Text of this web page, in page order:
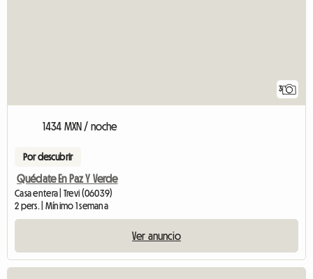
3
1434 MXN / noche
Por descubrir
Quédate En Paz Y Verde
Casa entera | Trevi (06039)
2 pers. | Mínimo 1 semana
Ver anuncio